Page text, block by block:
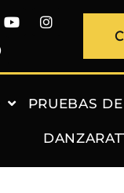
PRUEBAS